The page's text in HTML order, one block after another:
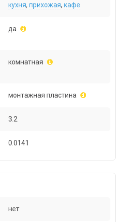
кухня,прихожая,кафе
да
комнатная
монтажная пластина
3.2
0.0141
нет